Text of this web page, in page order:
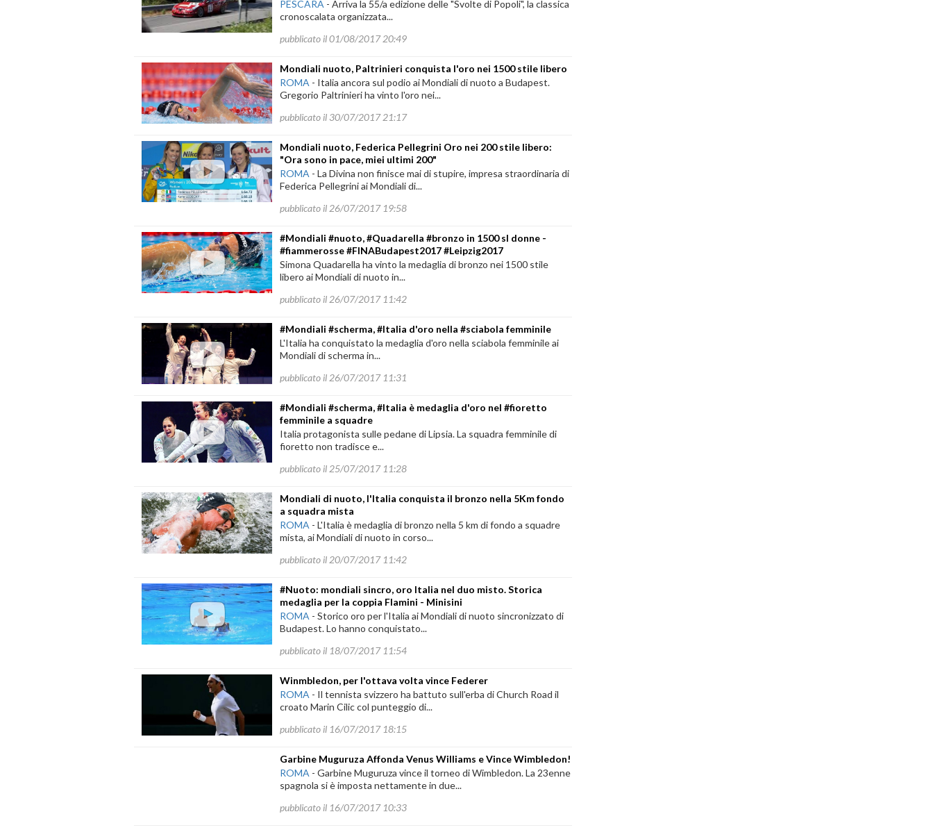
PESCARA - Arriva la 55/a edizione delle "Svolte di Popoli", la classica
cronoscalata organizzata...
pubblicato il 01/08/2017 20:49
Mondiali nuoto, Paltrinieri conquista l'oro nei 1500 stile libero
ROMA - Italia ancora sul podio ai Mondiali di nuoto a Budapest.
Gregorio Paltrinieri ha vinto l'oro nei...
pubblicato il 30/07/2017 21:17
Mondiali nuoto, Federica Pellegrini Oro nei 200 stile libero:
"Ora sono in pace, miei ultimi 200"
ROMA - La Divina non finisce mai di stupire, impresa straordinaria di
Federica Pellegrini ai Mondiali di...
pubblicato il 26/07/2017 19:58
#Mondiali #nuoto, #Quadarella #bronzo in 1500 sl donne -
#fiammerosse #FINABudapest2017 #Leipzig2017
Simona Quadarella ha vinto la medaglia di bronzo nei 1500 stile
libero ai Mondiali di nuoto in...
pubblicato il 26/07/2017 11:42
#Mondiali #scherma, #Italia d'oro nella #sciabola femminile
L'Italia ha conquistato la medaglia d'oro nella sciabola femminile ai
Mondiali di scherma in...
pubblicato il 26/07/2017 11:31
#Mondiali #scherma, #Italia è medaglia d'oro nel #fioretto
femminile a squadre
Italia protagonista sulle pedane di Lipsia. La squadra femminile di
fioretto non tradisce e...
pubblicato il 25/07/2017 11:28
Mondiali di nuoto, l'Italia conquista il bronzo nella 5Km fondo
a squadra mista
ROMA - L'Italia è medaglia di bronzo nella 5 km di fondo a squadre
mista, ai Mondiali di nuoto in corso...
pubblicato il 20/07/2017 11:42
#Nuoto: mondiali sincro, oro Italia nel duo misto. Storica
medaglia per la coppia Flamini - Minisini
ROMA - Storico oro per l'Italia ai Mondiali di nuoto sincronizzato di
Budapest. Lo hanno conquistato...
pubblicato il 18/07/2017 11:54
Winmbledon, per l'ottava volta vince Federer
ROMA - Il tennista svizzero ha battuto sull'erba di Church Road il
croato Marin Cilic col punteggio di...
pubblicato il 16/07/2017 18:15
Garbine Muguruza Affonda Venus Williams e Vince Wimbledon!
ROMA - Garbine Muguruza vince il torneo di Wimbledon. La 23enne
spagnola si è imposta nettamente in due...
pubblicato il 16/07/2017 10:33